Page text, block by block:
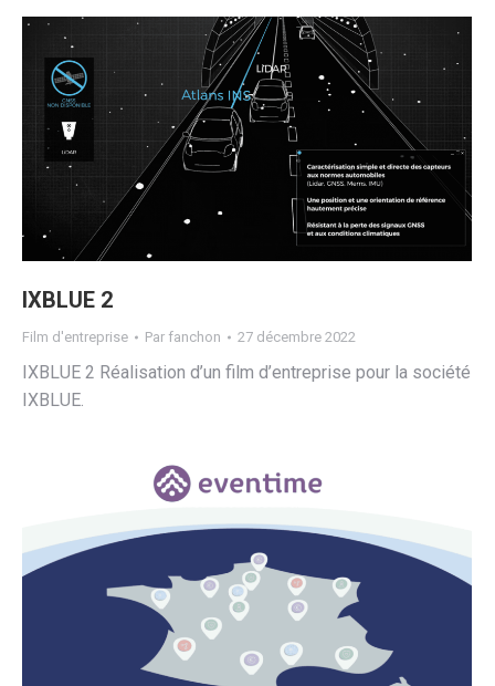
IXBLUE 2
Film d'entreprise Par fanchon 27 décembre 2022
IXBLUE 2 Réalisation d’un film d’entreprise pour la société
IXBLUE.